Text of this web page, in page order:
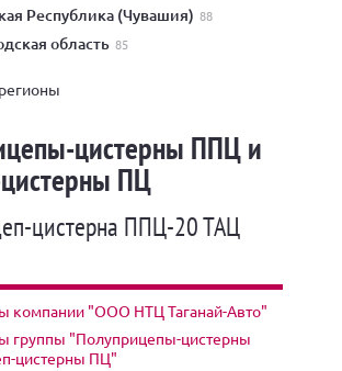
Республика (Чувашия) 88
область 85
цистерны ППЦ и
ПЦ
цистерна ППЦ-20 ТАЦ
компании "ООО НТЦ Таганай-Авто"
группы "Полуприцепы-цистерны
цистерны ПЦ"